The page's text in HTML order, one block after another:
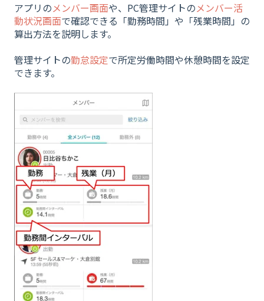
アプリのメンバー画面や、PC管理サイトのメンバー活
動状況画面で確認できる「勤務時間」や「残業時間」の
算出方法を説明します。
管理サイトの勤怠設定で所定労働時間や休憩時間を設定
できます。